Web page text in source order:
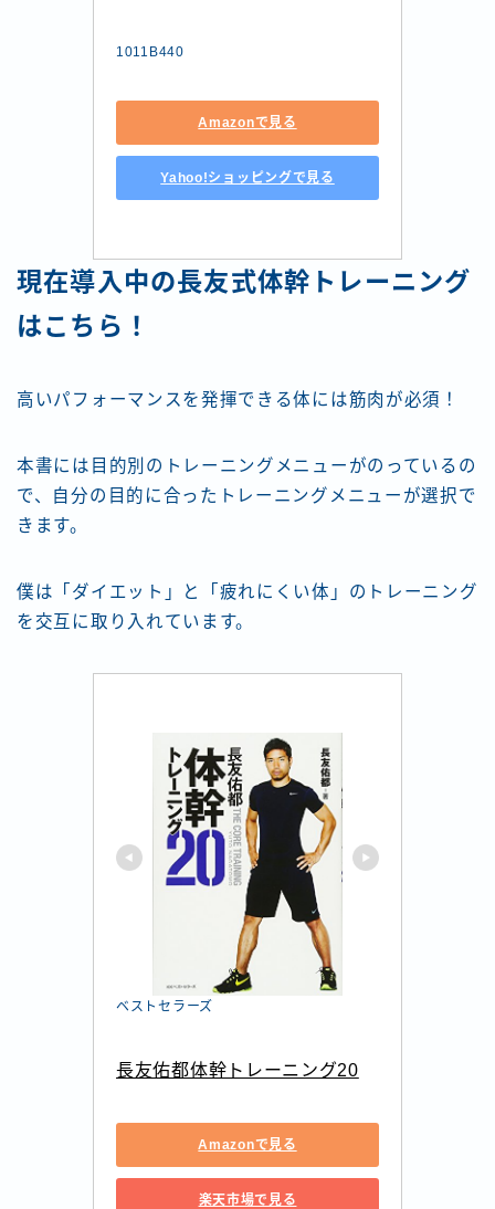
1011B440
Amazonで見る
Yahoo!ショッピングで見る
現在導入中の長友式体幹トレーニング
はこちら！
高いパフォーマンスを発揮できる体には筋肉が必須！
本書には目的別のトレーニングメニューがのっているの
で、自分の目的に合ったトレーニングメニューが選択で
きます。
僕は「ダイエット」と「疲れにくい体」のトレーニング
を交互に取り入れています。
ベストセラーズ
長友佑都体幹トレーニング20
Amazonで見る
楽天市場で見る